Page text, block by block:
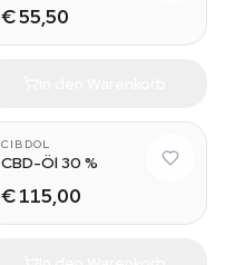
€ 55,50
CIBDOL
CBD-Öl 30 %
€ 115,00